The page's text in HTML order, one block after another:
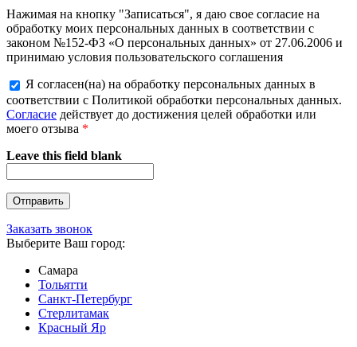
Нажимая на кнопку "Записаться", я даю свое согласие на
обработку моих персональных данных в соответствии с
законом №152-ФЗ «О персональных данных» от 27.06.2006 и
принимаю условия пользовательского соглашения
Я согласен(на) на обработку персональных данных в
соответствии с Политикой обработки персональных данных.
Согласие действует до достижения целей обработки или
моего отзыва *
Leave this field blank
Заказать звонок
Выберите Ваш город:
Самара
Тольятти
Санкт-Петербург
Стерлитамак
Красный Яр